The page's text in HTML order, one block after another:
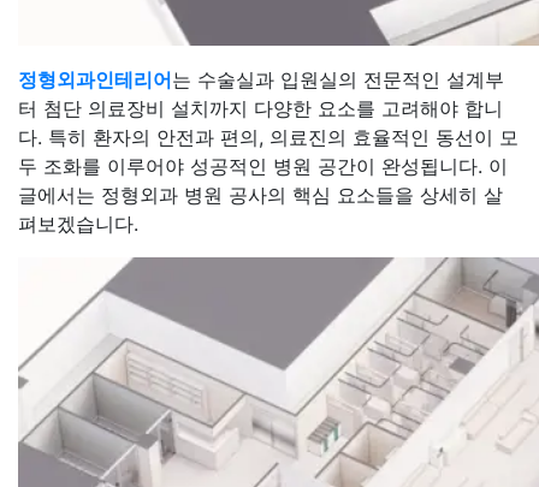
정형외과인테리어는 수술실과 입원실의 전문적인 설계부
터 첨단 의료장비 설치까지 다양한 요소를 고려해야 합니
다. 특히 환자의 안전과 편의, 의료진의 효율적인 동선이 모
두 조화를 이루어야 성공적인 병원 공간이 완성됩니다. 이
글에서는 정형외과 병원 공사의 핵심 요소들을 상세히 살
펴보겠습니다.